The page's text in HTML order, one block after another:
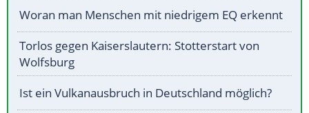
Woran man Menschen mit niedrigem EQ erkennt
Torlos gegen Kaiserslautern: Stotterstart von
Wolfsburg
Ist ein Vulkanausbruch in Deutschland möglich?